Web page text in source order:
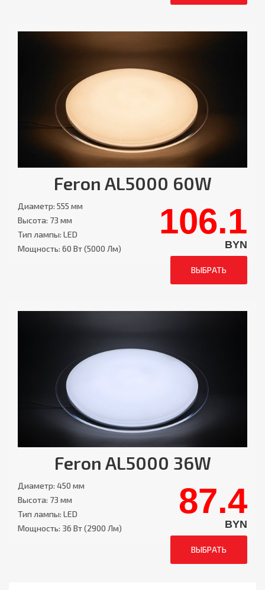
Feron AL5000 60W
Диаметр: 555 мм 106.1
BYN
Высота: 73 мм
Тип лампы: LED
Мощность: 60 Вт (5000 Лм)
ВЫБРАТЬ
Feron AL5000 36W
Диаметр: 450 мм 87.4
BYN
Высота: 73 мм
Тип лампы: LED
Мощность: 36 Вт (2900 Лм)
ВЫБРАТЬ